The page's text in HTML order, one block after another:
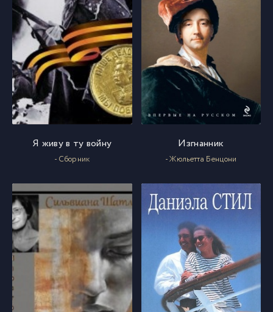
Я живу в ту войну
- Сборник
Изгнанник
- Жюльетта Бенцони